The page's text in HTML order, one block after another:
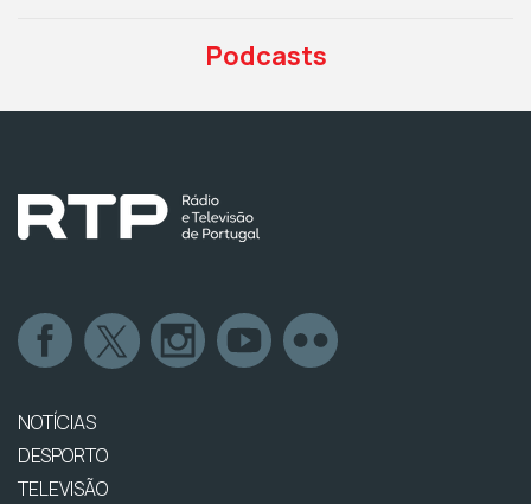
Podcasts
NOTÍCIAS
DESPORTO
TELEVISÃO